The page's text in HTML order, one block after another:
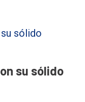
su sólido